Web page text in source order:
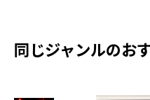
同じジャンルのお